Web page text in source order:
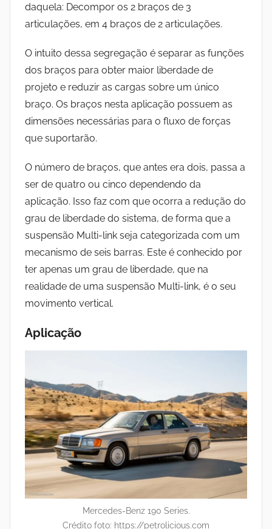
daquela: Decompor os 2 braços de 3
articulações, em 4 braços de 2 articulações.
O intuito dessa segregação é separar as funções
dos braços para obter maior liberdade de
projeto e reduzir as cargas sobre um único
braço. Os braços nesta aplicação possuem as
dimensões necessárias para o fluxo de forças
que suportarão.
O número de braços, que antes era dois, passa a
ser de quatro ou cinco dependendo da
aplicação. Isso faz com que ocorra a redução do
grau de liberdade do sistema, de forma que a
suspensão Multi-link seja categorizada com um
mecanismo de seis barras. Este é conhecido por
ter apenas um grau de liberdade, que na
realidade de uma suspensão Multi-link, é o seu
movimento vertical.
Aplicação
Mercedes-Benz 190 Series.
Crédito foto: https://petrolicious.com